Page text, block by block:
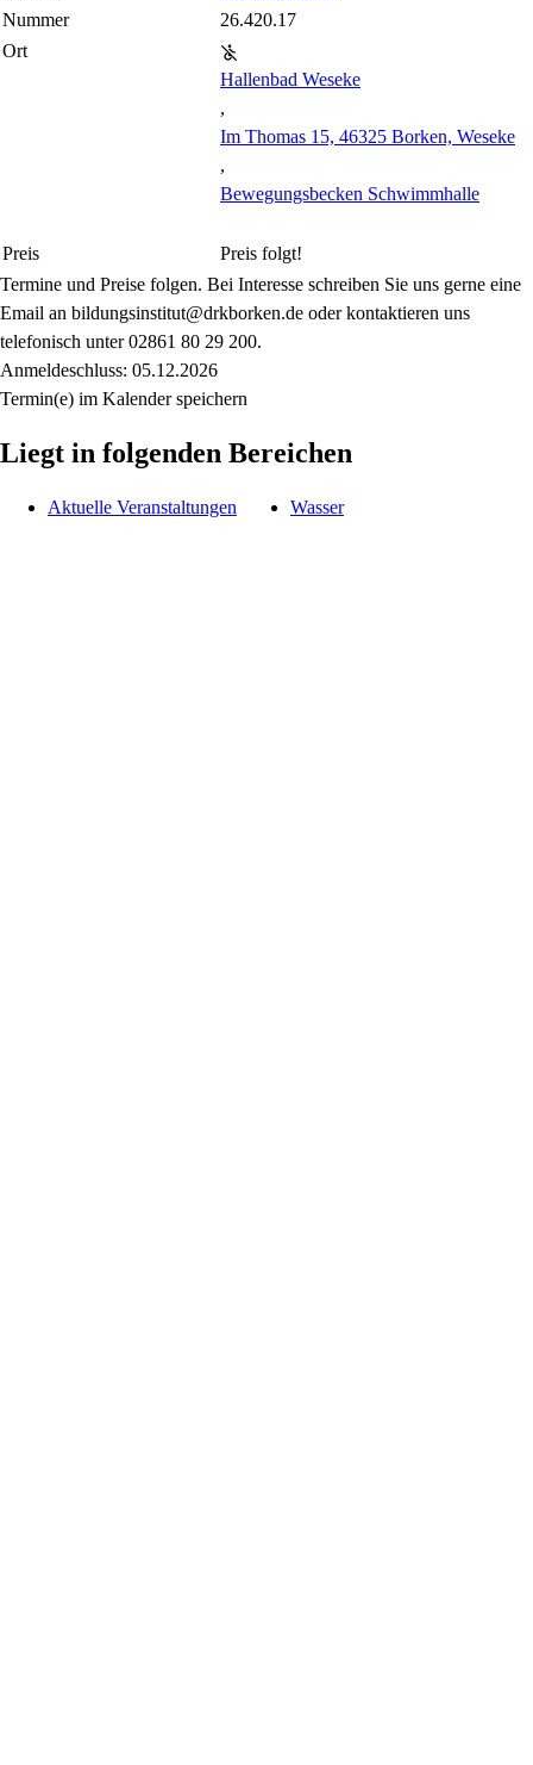
Nummer
26.420.17
Ort
Hallenbad Weseke
,
Im Thomas 15, 46325 Borken, Weseke
,
Bewegungsbecken Schwimmhalle
Preis
Preis folgt!
Termine und Preise folgen. Bei Interesse schreiben Sie uns gerne eine
Email an bildungsinstitut@drkborken.de oder kontaktieren uns
telefonisch unter 02861 80 29 200.
Anmeldeschluss: 05.12.2026
Termin(e) im Kalender speichern
Liegt in folgenden Bereichen
Aktuelle Veranstaltungen Wasser